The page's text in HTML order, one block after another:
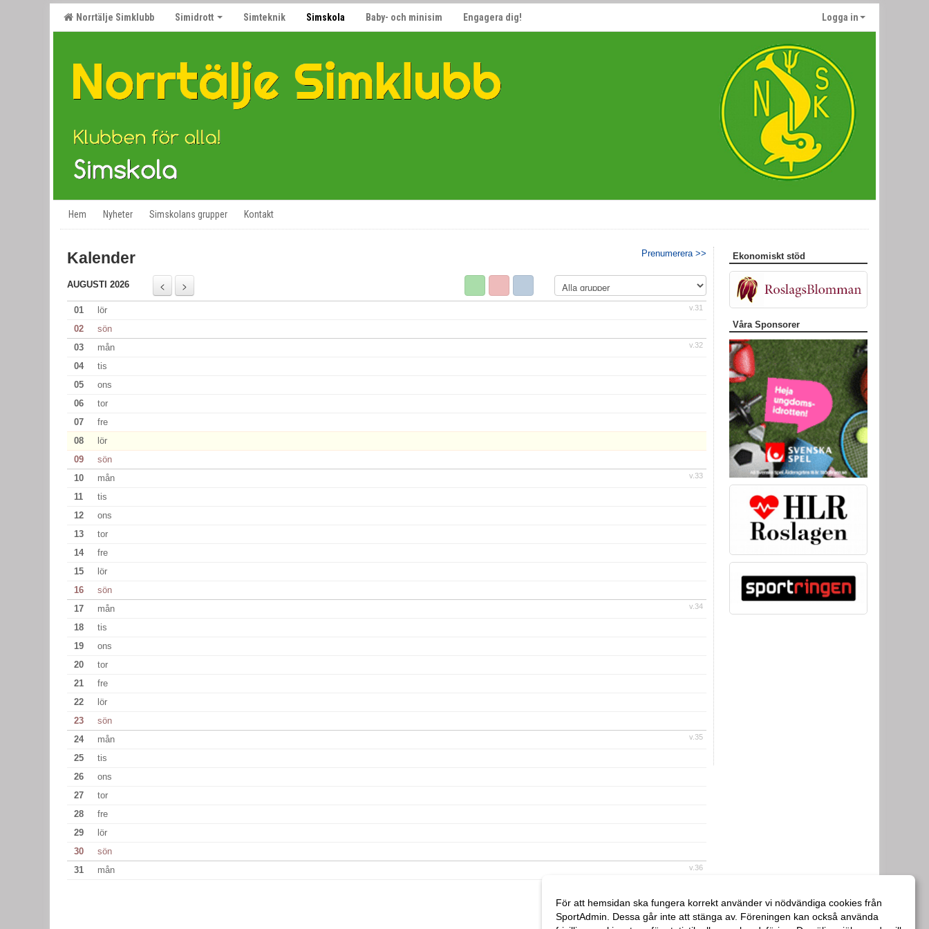
Norrtälje Simklubb Simidrott Simteknik Simskola Baby- och minisim Engagera dig! Logga in
Hem Nyheter Simskolans grupper Kontakt
Prenumerera >>
Kalender
AUGUSTI 2026
v.31
01
lör
02
sön
v.32
03
mån
04
tis
05
ons
06
tor
07
fre
08
lör
09
sön
v.33
10
mån
11
tis
12
ons
13
tor
14
fre
15
lör
16
sön
v.34
17
mån
18
tis
19
ons
20
tor
21
fre
22
lör
23
sön
v.35
24
mån
25
tis
26
ons
27
tor
28
fre
29
lör
30
sön
v.36
31 mån
Ekonomiskt stöd
Våra Sponsorer
För att hemsidan ska fungera korrekt använder vi nödvändiga cookies från
SportAdmin. Dessa går inte att stänga av. Föreningen kan också använda